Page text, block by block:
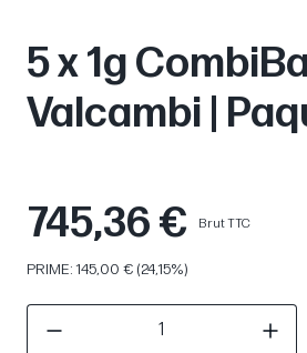
5 x 1g
Valcambi |
745,36 € Brut TTC
PRIME: 145,00 € (24,15%)